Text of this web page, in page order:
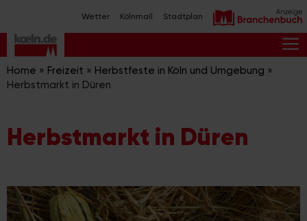
Inhalt
springen
Wetter Kölnmail Stadtplan
Home » Freizeit » Herbstfeste in Köln und Umgebung »
Herbstmarkt in Düren
Herbstmarkt in Düren